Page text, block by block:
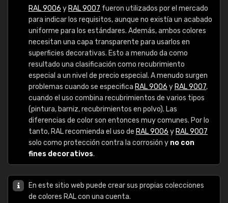
RAL 9006 y RAL 9007 fueron utilizados por el mercado
para indicar los requisitos, aunque no existía un acabado
uniforme para los estándares. Además, ambos colores
necesitan una capa transparente para usarlos en
superficies decorativas. Esto a menudo da como
resultado una clasificación como recubrimiento
especial a un nivel de precio especial. A menudo surgen
problemas cuando se especifica RAL 9006 y RAL 9007,
cuando el uso combina recubrimientos de varios tipos
(pintura, barniz, recubrimientos en polvo). Las
diferencias de color son entonces muy comunes. Por lo
tanto, RAL recomienda el uso de RAL 9006 y RAL 9007
solo como protección contra la corrosión y no con
fines decorativos.
En este sitio web puede crear sus propias colecciones
de colores RAL con una cuenta.